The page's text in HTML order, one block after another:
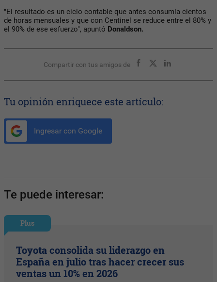
"El resultado es un ciclo contable que antes consumía cientos
de horas mensuales y que con Centinel se reduce entre el 80% y
el 90% de ese esfuerzo", apuntó Donaldson.
Compartir con tus amigos de
Tu opinión enriquece este artículo:
Ingresar con Google
Te puede interesar:
Plus
Toyota consolida su liderazgo en
España en julio tras hacer crecer sus
ventas un 10% en 2026